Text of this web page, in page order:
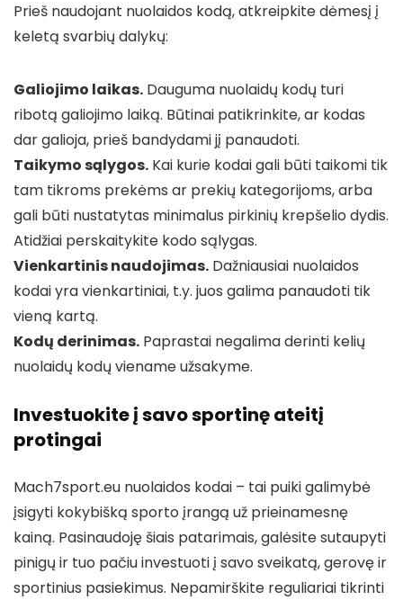
Prieš naudojant nuolaidos kodą, atkreipkite dėmesį į
keletą svarbių dalykų:
Galiojimo laikas. Dauguma nuolaidų kodų turi
ribotą galiojimo laiką. Būtinai patikrinkite, ar kodas
dar galioja, prieš bandydami jį panaudoti.
Taikymo sąlygos. Kai kurie kodai gali būti taikomi tik
tam tikroms prekėms ar prekių kategorijoms, arba
gali būti nustatytas minimalus pirkinių krepšelio dydis.
Atidžiai perskaitykite kodo sąlygas.
Vienkartinis naudojimas. Dažniausiai nuolaidos
kodai yra vienkartiniai, t.y. juos galima panaudoti tik
vieną kartą.
Kodų derinimas. Paprastai negalima derinti kelių
nuolaidų kodų viename užsakyme.
Investuokite į savo sportinę ateitį
protingai
Mach7sport.eu nuolaidos kodai – tai puiki galimybė
įsigyti kokybišką sporto įrangą už prieinamesnę
kainą. Pasinaudoję šiais patarimais, galėsite sutaupyti
pinigų ir tuo pačiu investuoti į savo sveikatą, gerovę ir
sportinius pasiekimus. Nepamirškite reguliariai tikrinti